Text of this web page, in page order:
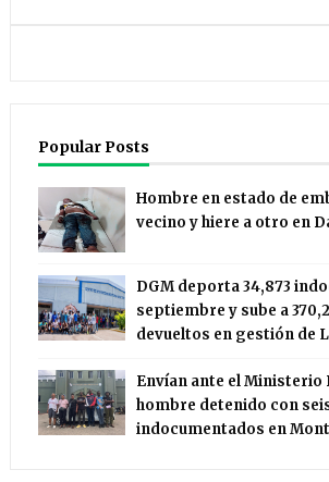
Popular Posts
Hombre en estado de
vecino y hiere a otro en
DGM deporta 34,873
septiembre y sube a
devueltos en gestión de
Envían ante el Ministerio
hombre detenido con
indocumentados en